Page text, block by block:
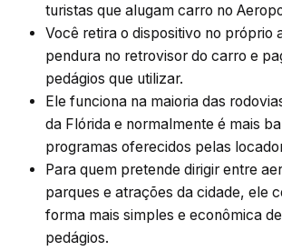
turistas que alugam carro no
Você retira o dispositivo no próprio
pendura no retrovisor do carro e
pedágios que utilizar.
Ele funciona na maioria das
da Flórida e normalmente é mais
programas oferecidos pelas
Para quem pretende dirigir entre
parques e atrações da cidade, ele
forma mais simples e econômica
pedágios.